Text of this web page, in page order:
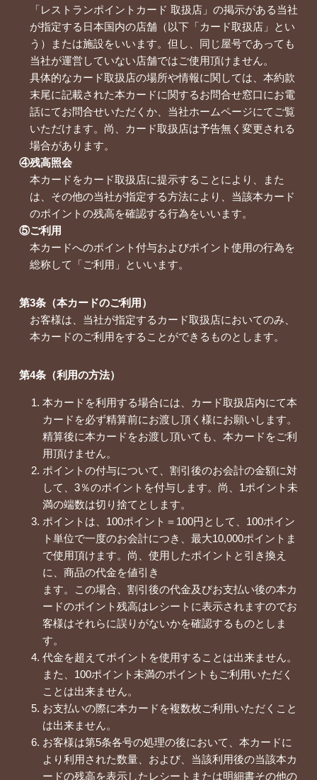
「レストランポイントカード 取扱店」の掲示がある当社
が指定する日本国内の店舗（以下「カード取扱店」とい
う）または施設をいいます。但し、同じ屋号であっても
当社が運営していない店舗ではご使用頂けません。
具体的なカード取扱店の場所や情報に関しては、本約款
末尾に記載された本カードに関するお問合せ窓口にお電
話にてお問合せいただくか、当社ホームページにてご覧
いただけます。尚、カード取扱店は予告無く変更される
場合があります。
④残高照会
本カードをカード取扱店に提示することにより、また
は、その他の当社が指定する方法により、当該本カード
のポイントの残高を確認する行為をいいます。
⑤ご利用
本カードへのポイント付与およびポイント使用の行為を
総称して「ご利用」といいます。
第3条（本カードのご利用）
お客様は、当社が指定するカード取扱店においてのみ、
本カードのご利用をすることができるものとします。
第4条（利用の方法）
本カードを利用する場合には、カード取扱店内にて本
カードを必ず精算前にお渡し頂く様にお願いします。
精算後に本カードをお渡し頂いても、本カードをご利
用頂けません。
ポイントの付与について、割引後のお会計の金額に対
して、3％のポイントを付与します。尚、1ポイント未
満の端数は切り捨てとします。
ポイントは、100ポイント＝100円として、100ポイン
ト単位で一度のお会計につき、最大10,000ポイントま
で使用頂けます。尚、使用したポイントと引き換え
に、商品の代金を値引き
ます。この場合、割引後の代金及びお支払い後の本カ
ードのポイント残高はレシートに表示されますのでお
客様はそれらに誤りがないかを確認するものとしま
す。
代金を超えてポイントを使用することは出来ません。
また、100ポイント未満のポイントもご利用いただく
ことは出来ません。
お支払いの際に本カードを複数枚ご利用いただくこと
は出来ません。
お客様は第5条各号の処理の後において、本カードに
より利用された数量、および、当該利用後の当該本カ
ードの残高を表示したレシートまたは明細書その他の